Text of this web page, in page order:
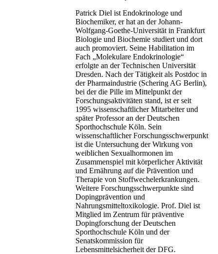
Patrick Diel ist Endokrinologe und
Biochemiker, er hat an der Johann-
Wolfgang-Goethe-Universität in Frankfurt
Biologie und Biochemie studiert und dort
auch promoviert. Seine Habilitation im
Fach „Molekulare Endokrinologie“
erfolgte an der Technischen Universität
Dresden. Nach der Tätigkeit als Postdoc in
der Pharmaindustrie (Schering AG Berlin),
bei der die Pille im Mittelpunkt der
Forschungsaktivitäten stand, ist er seit
1995 wissenschaftlicher Mitarbeiter und
später Professor an der Deutschen
Sporthochschule Köln. Sein
wissenschaftlicher Forschungsschwerpunkt
ist die Untersuchung der Wirkung von
weiblichen Sexualhormonen im
Zusammenspiel mit körperlicher Aktivität
und Ernährung auf die Prävention und
Therapie von Stoffwechelerkrankungen.
Weitere Forschungsschwerpunkte sind
Dopingprävention und
Nahrungsmitteltoxikologie. Prof. Diel ist
Mitglied im Zentrum für präventive
Dopingforschung der Deutschen
Sporthochschule Köln und der
Senatskommission für
Lebensmittelsicherheit der DFG.